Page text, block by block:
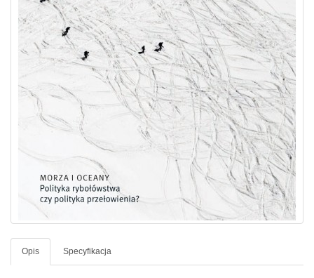
Opis Specyfikacja